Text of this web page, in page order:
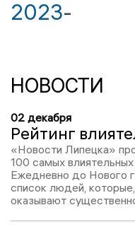
2023-
НОВОСТИ
02 декабря
«Новости Липецка»
100 самых
Ежедневно до Нового
список людей,
оказывают